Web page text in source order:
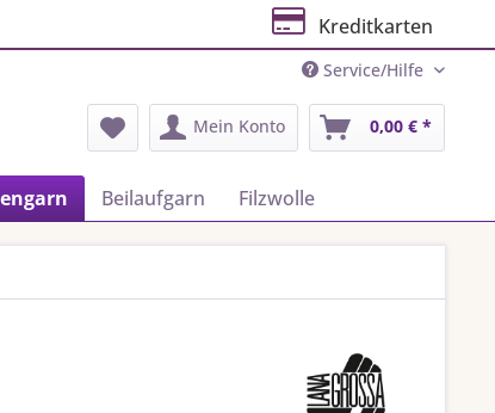
Kreditkarten
Service/Hilfe
Mein Konto 0,00 € *
Beilaufgarn Filzwolle